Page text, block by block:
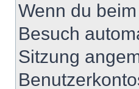
Wenn du
Besuch
Sitzung